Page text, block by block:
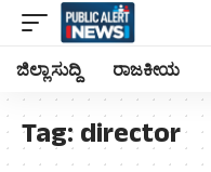
ಜಿಲ್ಲಾ ಸುದ್ದಿ ರಾಜಕೀಯ
Tag:director